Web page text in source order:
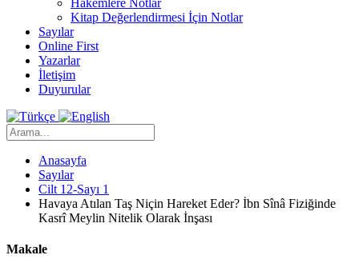
Hakemlere Notlar
Kitap Değerlendirmesi İçin Notlar
Sayılar
Online First
Yazarlar
İletişim
Duyurular
Anasayfa
Sayılar
Cilt 12-Sayı 1
Havaya Atılan Taş Niçin Hareket Eder? İbn Sînâ Fiziğinde
Kasrî Meylin Nitelik Olarak İnşası
Makale